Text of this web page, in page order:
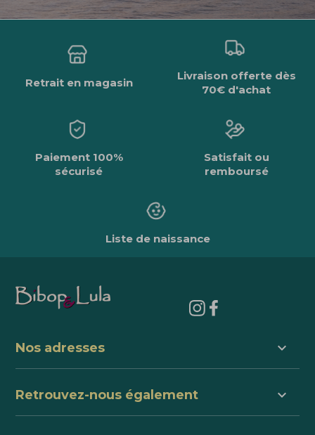
Retrait en magasin
Livraison offerte dès
70€ d'achat
Paiement 100%
sécurisé
Satisfait ou
remboursé
Liste de naissance
Nos adresses keyboard_arrow_down
Retrouvez-nous également keyboard_arrow_down